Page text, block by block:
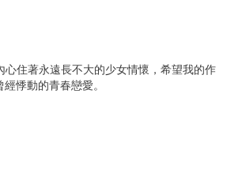
心住著永遠長不大的少女情懷，希望我的作
悸動的青春戀愛。